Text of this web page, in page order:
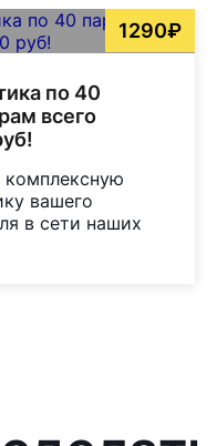
1290₽
по 40
всего
вашего
в сети наших